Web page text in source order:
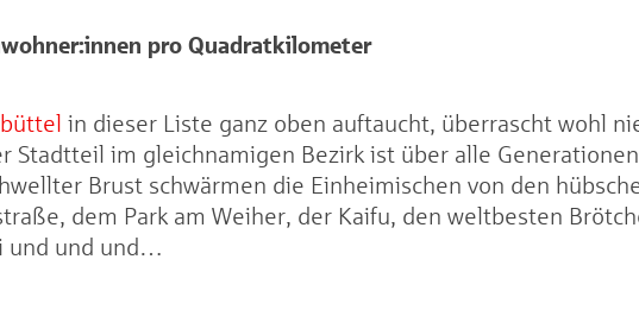
:innen pro Quadratkilometer
in dieser Liste ganz oben auftaucht, überrascht wohl
Stadtteil im gleichnamigen Bezirk ist über alle
Brust schwärmen die Einheimischen von den
dem Park am Weiher, der Kaifu, den weltbesten
und und und…